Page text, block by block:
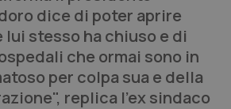
dice di poter aprire
lui stesso ha chiuso e di
che ormai sono in
per colpa sua e della
replica l'ex sindaco